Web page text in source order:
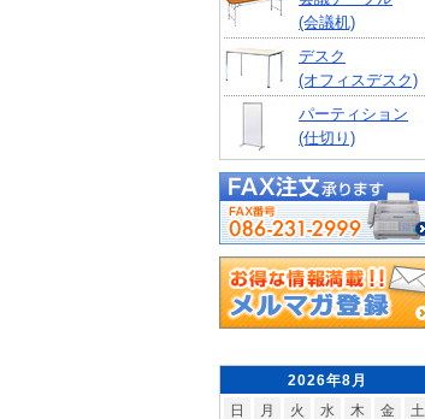
(会議机)
デスク
(オフィスデスク)
パーティション
(仕切り)
2026年8月
日
月 火 水 木 金
土